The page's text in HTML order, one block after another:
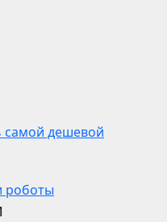
самой дешевой
роботы